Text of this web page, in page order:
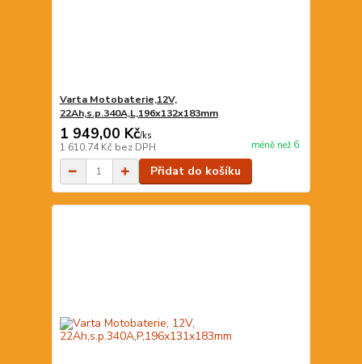
Varta Motobaterie,12V,
22Ah,s.p.340A,L,196x132x183mm
1 949,00 Kč/ks
1 610,74 Kč bez DPH méně než 6
Přidat do košíku